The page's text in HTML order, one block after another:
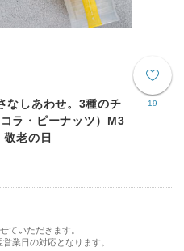
19
なしあわせ。3種のチ
ラ・ピーナッツ）M3
老の日
ていただきます。
業日の対応となります。